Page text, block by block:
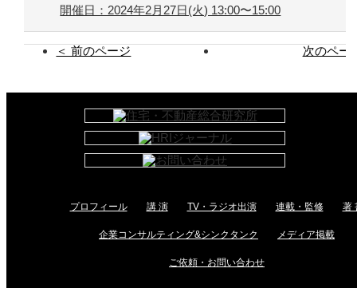
開催日：2024年2月27日(火) 13:00〜15:00
＜ 前のページ 次のペー
プロフィール 講 演 TV・ラジオ出演 連載・監修 著
企業コンサルティング&シンクタンク メディア掲載
ご依頼・お問い合わせ